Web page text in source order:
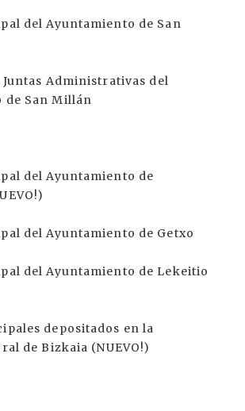
del Ayuntamiento de San
Juntas Administrativas del
de San Millán
del Ayuntamiento de
del Ayuntamiento de Getxo
del Ayuntamiento de Lekeitio
depositados en la
de Bizkaia (NUEVO!)